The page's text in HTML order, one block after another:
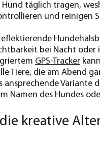
täglich tragen,
und reinigen
bei Nacht
GPS-Tracker
Tiere, die am Abend
ansprechende Variante
Namen des Hundes
kreative